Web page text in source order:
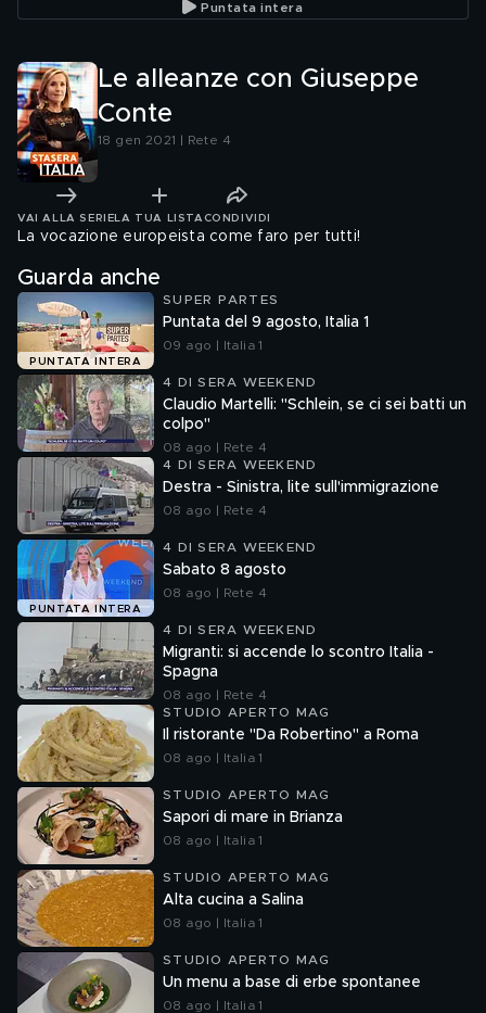
Puntata intera
Le alleanze con Giuseppe
Conte
18 gen 2021 | Rete 4
VAI ALLA SERIE LA TUA LISTA CONDIVIDI
La vocazione europeista come faro per tutti!
Guarda anche
PUNTATA INTERA
SUPER PARTES
Puntata del 9 agosto, Italia 1
09 ago | Italia 1
4 DI SERA WEEKEND
Claudio Martelli: "Schlein, se ci sei batti un
colpo"
08 ago | Rete 4
4 DI SERA WEEKEND
Destra - Sinistra, lite sull'immigrazione
08 ago | Rete 4
PUNTATA INTERA
4 DI SERA WEEKEND
Sabato 8 agosto
08 ago | Rete 4
4 DI SERA WEEKEND
Migranti: si accende lo scontro Italia -
Spagna
08 ago | Rete 4
STUDIO APERTO MAG
Il ristorante "Da Robertino" a Roma
08 ago | Italia 1
STUDIO APERTO MAG
Sapori di mare in Brianza
08 ago | Italia 1
STUDIO APERTO MAG
Alta cucina a Salina
08 ago | Italia 1
STUDIO APERTO MAG
Un menu a base di erbe spontanee
08 ago | Italia 1